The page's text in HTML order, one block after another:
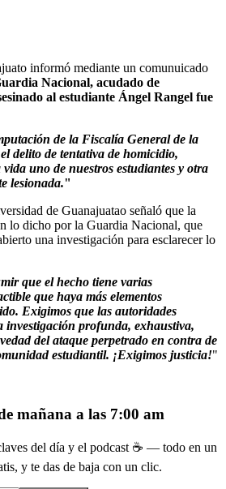
informó mediante un comunuicado
Nacional, acudado de
al estudiante Ángel Rangel fue
de la Fiscalía General de la
delito de tentativa de homicidio,
uno de nuestros estudiantes y otra
lesionada."
de Guanajuatao señaló que la
lo dicho por la Guardia Nacional, que
una investigación para esclarecer lo
que el hecho tiene varias
que haya más elementos
Exigimos que las autoridades
investigación profunda, exhaustiva,
del ataque perpetrado en contra de
estudiantil. ¡Exigimos justicia!"
mañana a las 7:00 am
del día y el podcast ☕ — todo en un
y te das de baja con un clic.